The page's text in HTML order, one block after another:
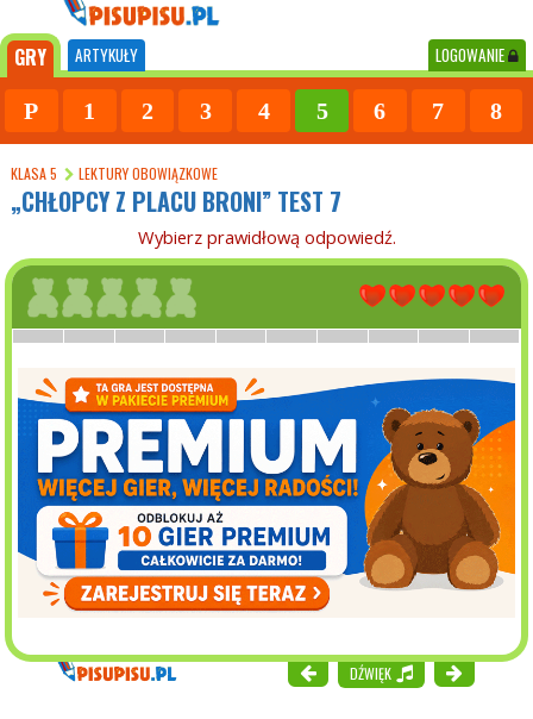
GRY ARTYKUŁY LOGOWANIE
P 1 2 3 4 5 6 7 8
KLASA 5 LEKTURY OBOWIĄZKOWE
„CHŁOPCY Z PLACU BRONI” TEST 7
Wybierz prawidłową odpowiedź.
DŹWIĘK